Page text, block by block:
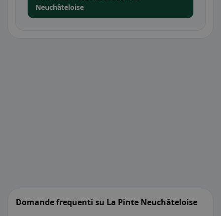
Neuchâteloise
Domande frequenti su La Pinte Neuchâteloise